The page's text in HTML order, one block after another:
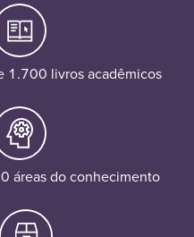
1.700 livros acadêmicos
áreas do conhecimento